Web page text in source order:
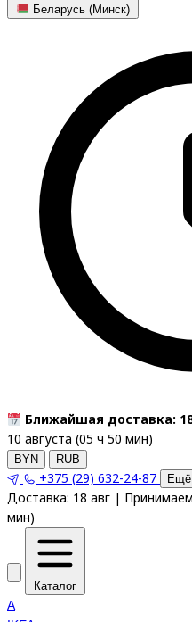
Беларусь (Минск)
Ближайшая доставка:
10 августа (05 ч 50 мин)
BYN RUB
+375 (29) 632-24-87 Ещё
Доставка: 18 авг |
мин)
Каталог
A